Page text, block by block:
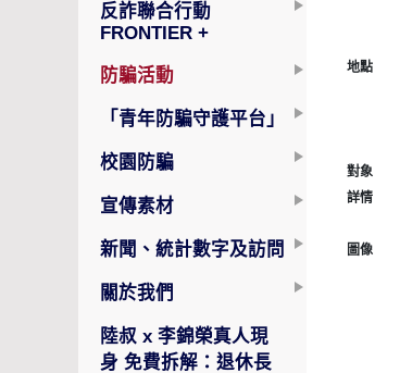
反詐聯合行動
FRONTIER +
防騙活動
「青年防騙守護平台」
校園防騙
宣傳素材
新聞、統計數字及訪問
關於我們
陸叔 x 李錦榮真人現
身 免費拆解：退休長
地點
對象
詳情
圖像